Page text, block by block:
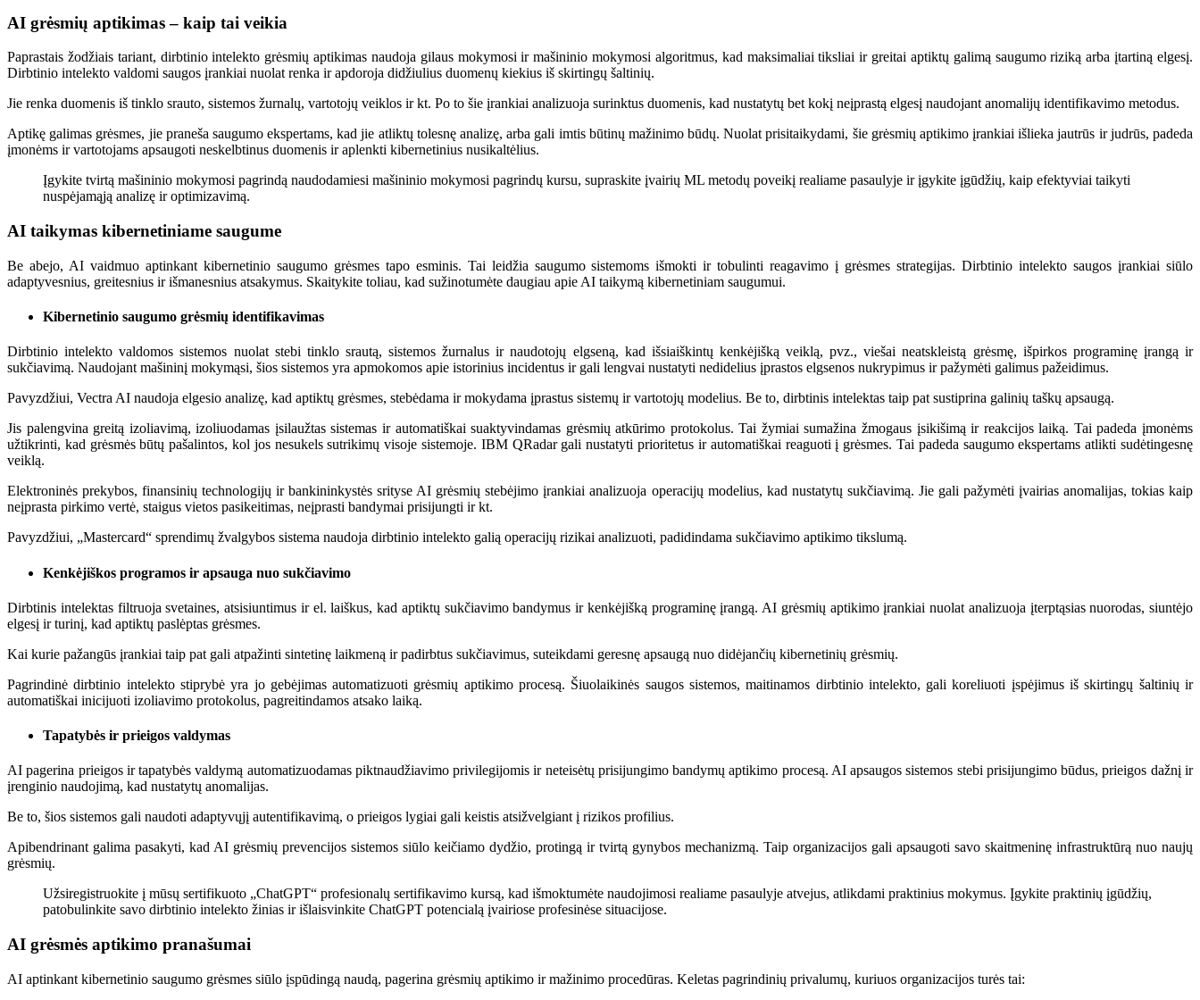
AI grėsmių aptikimas – kaip tai veikia
Paprastais žodžiais tariant, dirbtinio intelekto grėsmių aptikimas naudoja gilaus mokymosi ir mašininio mokymosi algoritmus, kad maksimaliai tiksliai ir greitai aptiktų galimą saugumo riziką arba įtartiną elgesį.
Dirbtinio intelekto valdomi saugos įrankiai nuolat renka ir apdoroja didžiulius duomenų kiekius iš skirtingų šaltinių.
Jie renka duomenis iš tinklo srauto, sistemos žurnalų, vartotojų veiklos ir kt. Po to šie įrankiai analizuoja surinktus duomenis, kad nustatytų bet kokį neįprastą elgesį naudojant anomalijų identifikavimo metodus.
Aptikę galimas grėsmes, jie praneša saugumo ekspertams, kad jie atliktų tolesnę analizę, arba gali imtis būtinų mažinimo būdų. Nuolat prisitaikydami, šie grėsmių aptikimo įrankiai išlieka jautrūs ir judrūs, padeda
įmonėms ir vartotojams apsaugoti neskelbtinus duomenis ir aplenkti kibernetinius nusikaltėlius.
Įgykite tvirtą mašininio mokymosi pagrindą naudodamiesi mašininio mokymosi pagrindų kursu, supraskite įvairių ML metodų poveikį realiame pasaulyje ir įgykite įgūdžių, kaip efektyviai taikyti
nuspėjamąją analizę ir optimizavimą.
AI taikymas kibernetiniame saugume
Be abejo, AI vaidmuo aptinkant kibernetinio saugumo grėsmes tapo esminis. Tai leidžia saugumo sistemoms išmokti ir tobulinti reagavimo į grėsmes strategijas. Dirbtinio intelekto saugos įrankiai siūlo
adaptyvesnius, greitesnius ir išmanesnius atsakymus. Skaitykite toliau, kad sužinotumėte daugiau apie AI taikymą kibernetiniam saugumui.
Kibernetinio saugumo grėsmių identifikavimas
Dirbtinio intelekto valdomos sistemos nuolat stebi tinklo srautą, sistemos žurnalus ir naudotojų elgseną, kad išsiaiškintų kenkėjišką veiklą, pvz., viešai neatskleistą grėsmę, išpirkos programinę įrangą ir
sukčiavimą. Naudojant mašininį mokymąsi, šios sistemos yra apmokomos apie istorinius incidentus ir gali lengvai nustatyti nedidelius įprastos elgsenos nukrypimus ir pažymėti galimus pažeidimus.
Pavyzdžiui, Vectra AI naudoja elgesio analizę, kad aptiktų grėsmes, stebėdama ir mokydama įprastus sistemų ir vartotojų modelius. Be to, dirbtinis intelektas taip pat sustiprina galinių taškų apsaugą.
Jis palengvina greitą izoliavimą, izoliuodamas įsilaužtas sistemas ir automatiškai suaktyvindamas grėsmių atkūrimo protokolus. Tai žymiai sumažina žmogaus įsikišimą ir reakcijos laiką. Tai padeda įmonėms
užtikrinti, kad grėsmės būtų pašalintos, kol jos nesukels sutrikimų visoje sistemoje. IBM QRadar gali nustatyti prioritetus ir automatiškai reaguoti į grėsmes. Tai padeda saugumo ekspertams atlikti sudėtingesnę
veiklą.
Elektroninės prekybos, finansinių technologijų ir bankininkystės srityse AI grėsmių stebėjimo įrankiai analizuoja operacijų modelius, kad nustatytų sukčiavimą. Jie gali pažymėti įvairias anomalijas, tokias kaip
neįprasta pirkimo vertė, staigus vietos pasikeitimas, neįprasti bandymai prisijungti ir kt.
Pavyzdžiui, „Mastercard“ sprendimų žvalgybos sistema naudoja dirbtinio intelekto galią operacijų rizikai analizuoti, padidindama sukčiavimo aptikimo tikslumą.
Kenkėjiškos programos ir apsauga nuo sukčiavimo
Dirbtinis intelektas filtruoja svetaines, atsisiuntimus ir el. laiškus, kad aptiktų sukčiavimo bandymus ir kenkėjišką programinę įrangą. AI grėsmių aptikimo įrankiai nuolat analizuoja įterptąsias nuorodas, siuntėjo
elgesį ir turinį, kad aptiktų paslėptas grėsmes.
Kai kurie pažangūs įrankiai taip pat gali atpažinti sintetinę laikmeną ir padirbtus sukčiavimus, suteikdami geresnę apsaugą nuo didėjančių kibernetinių grėsmių.
Pagrindinė dirbtinio intelekto stiprybė yra jo gebėjimas automatizuoti grėsmių aptikimo procesą. Šiuolaikinės saugos sistemos, maitinamos dirbtinio intelekto, gali koreliuoti įspėjimus iš skirtingų šaltinių ir
automatiškai inicijuoti izoliavimo protokolus, pagreitindamos atsako laiką.
Tapatybės ir prieigos valdymas
AI pagerina prieigos ir tapatybės valdymą automatizuodamas piktnaudžiavimo privilegijomis ir neteisėtų prisijungimo bandymų aptikimo procesą. AI apsaugos sistemos stebi prisijungimo būdus, prieigos dažnį ir
įrenginio naudojimą, kad nustatytų anomalijas.
Be to, šios sistemos gali naudoti adaptyvųjį autentifikavimą, o prieigos lygiai gali keistis atsižvelgiant į rizikos profilius.
Apibendrinant galima pasakyti, kad AI grėsmių prevencijos sistemos siūlo keičiamo dydžio, protingą ir tvirtą gynybos mechanizmą. Taip organizacijos gali apsaugoti savo skaitmeninę infrastruktūrą nuo naujų
grėsmių.
Užsiregistruokite į mūsų sertifikuoto „ChatGPT“ profesionalų sertifikavimo kursą, kad išmoktumėte naudojimosi realiame pasaulyje atvejus, atlikdami praktinius mokymus. Įgykite praktinių įgūdžių,
patobulinkite savo dirbtinio intelekto žinias ir išlaisvinkite ChatGPT potencialą įvairiose profesinėse situacijose.
AI grėsmės aptikimo pranašumai
AI aptinkant kibernetinio saugumo grėsmes siūlo įspūdingą naudą, pagerina grėsmių aptikimo ir mažinimo procedūras. Keletas pagrindinių privalumų, kuriuos organizacijos turės tai: